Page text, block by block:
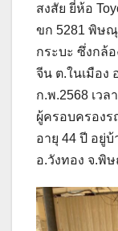
สงสัย ยี่ห้อ
ขก 5281 พิษ
กระบะ ซึ่งกล้
จีน ต.ในเมือง
ก.พ.2568 เว
ผู้ครอบครอง
อายุ 44 ปี อยู่
อ.วังทอง จ.พิ